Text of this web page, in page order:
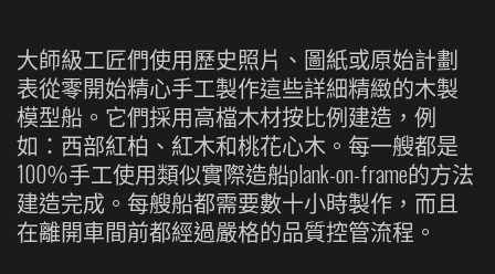
大師級工匠們使用歷史照片、圖紙或原始計劃
表從零開始精心手工製作這些詳細精緻的木製
模型船。它們採用高檔木材按比例建造，例
如：西部紅柏、紅木和桃花心木。每一艘都是
100％手工使用類似實際造船plank-on-frame的方法
建造完成。每艘船都需要數十小時製作，而且
在離開車間前都經過嚴格的品質控管流程。